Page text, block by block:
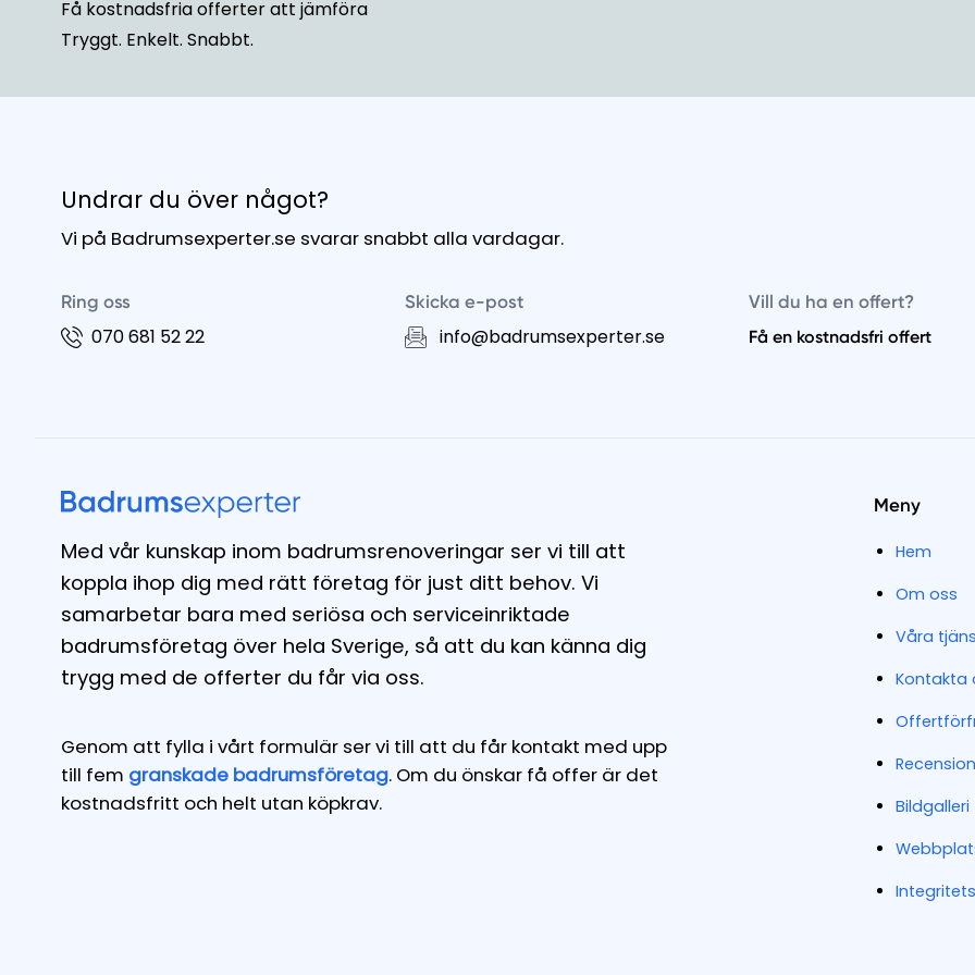
Få kostnadsfria offerter att jämföra
Tryggt. Enkelt. Snabbt.
Undrar du över något?
Vi på Badrumsexperter.se svarar snabbt alla vardagar.
Ring oss
070 681 52 22
Skicka e-post
info@badrumsexperter.se
Vill du ha en offert?
Få en kostnadsfri offert
Med vår kunskap inom badrumsrenoveringar ser vi till att
koppla ihop dig med rätt företag för just ditt behov. Vi
samarbetar bara med seriösa och serviceinriktade
badrumsföretag över hela Sverige, så att du kan känna dig
trygg med de offerter du får via oss.
Genom att fylla i vårt formulär ser vi till att du får kontakt med upp
till fem granskade badrumsföretag. Om du önskar få offer är det
kostnadsfritt och helt utan köpkrav.
Meny
Hem
Om oss
Våra
Kontakta
Bildgalleri